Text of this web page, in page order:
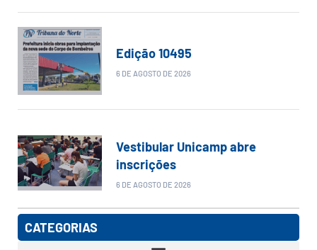
Edição 10495
6 DE AGOSTO DE 2026
Vestibular Unicamp abre
inscrições
6 DE AGOSTO DE 2026
CATEGORIAS